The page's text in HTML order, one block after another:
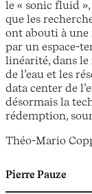
le « sonic fluid
que les
ont abouti à
par un espace-
linéarité, dans
de l’eau et les
data center de
désormais la
rédemption,
Théo-Mario
Pierre Pauze